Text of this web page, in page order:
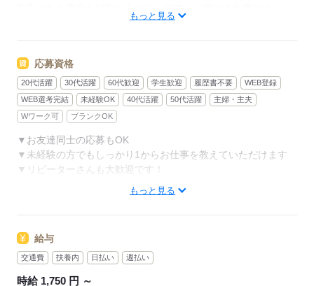
ルーティンワークがメインなのでモクモク作業したい方大歓迎
です！
《ここがポイント》
（1）空調完備
（2）広めの食堂アリ
（3）個人ロッカー貸与予定
（4）無料送迎バスあり
お気軽にお問い合わせください！
応募する
もっと見る
応募資格
20代活躍 30代活躍 60代歓迎 学生歓迎 履歴書不要
WEB登録
WEB選考完結
未経験OK 40代活躍 50代活躍
主婦・主夫
Wワーク可
ブランクOK
▼お友達同士の応募もOK
▼未経験の方でもしっかり1からお仕事を教えていただけます
▼リピーターさんも大歓迎です！
※来社不要のWEB面接も受付中
もっと見る
給与
交通費 扶養内 日払い 週払い
時給 1,750 円 ～